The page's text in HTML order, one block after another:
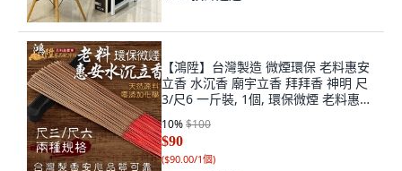
【鴻陞】台灣製造 微煙環保 老料惠安
立香 水沉香 廟宇立香 拜拜香 神明 尺
3/尺6 一斤裝, 1個, 環保微煙 老料惠安
試用品/45克
10%$100
$90
($90.00/1個)